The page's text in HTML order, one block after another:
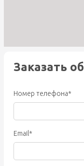
Заказать
Номер телефона*
Email*